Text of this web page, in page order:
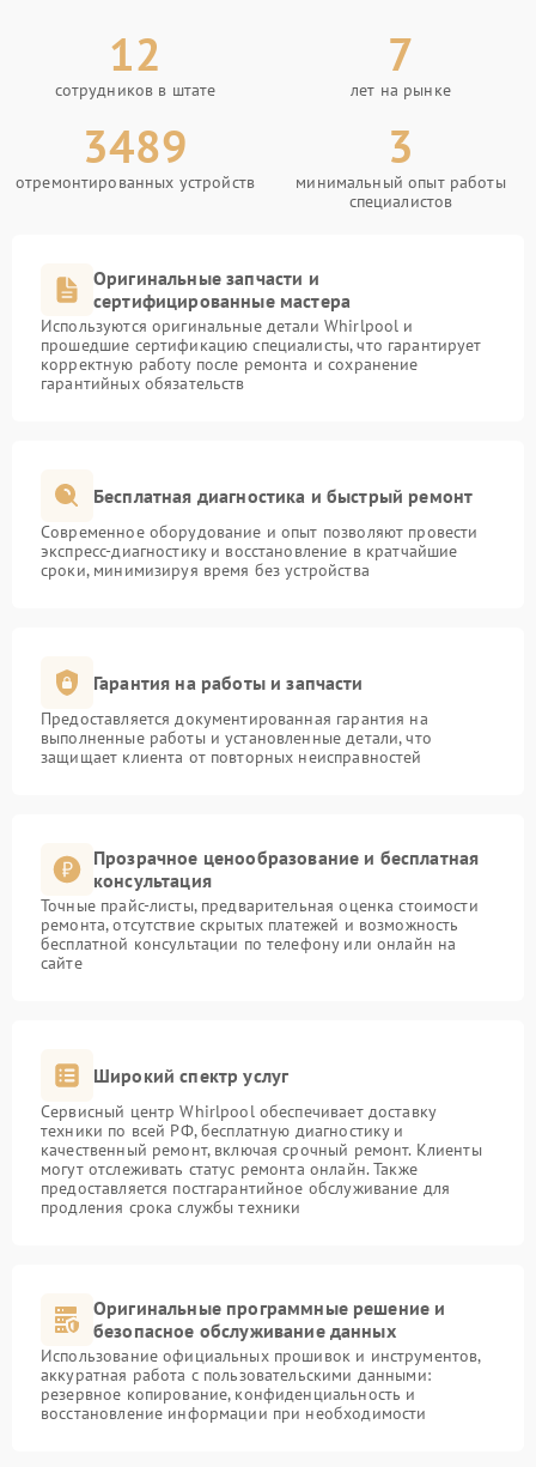
12
сотрудников в штате
7
лет на рынке
3489
отремонтированных устройств
3
минимальный опыт работы
специалистов
Оригинальные запчасти и
сертифицированные мастера
Используются оригинальные детали Whirlpool и
прошедшие сертификацию специалисты, что гарантирует
корректную работу после ремонта и сохранение
гарантийных обязательств
Бесплатная диагностика и быстрый ремонт
Современное оборудование и опыт позволяют провести
экспресс-диагностику и восстановление в кратчайшие
сроки, минимизируя время без устройства
Гарантия на работы и запчасти
Предоставляется документированная гарантия на
выполненные работы и установленные детали, что
защищает клиента от повторных неисправностей
Прозрачное ценообразование и бесплатная
консультация
Точные прайс-листы, предварительная оценка стоимости
ремонта, отсутствие скрытых платежей и возможность
бесплатной консультации по телефону или онлайн на
сайте
Широкий спектр услуг
Сервисный центр Whirlpool обеспечивает доставку
техники по всей РФ, бесплатную диагностику и
качественный ремонт, включая срочный ремонт. Клиенты
могут отслеживать статус ремонта онлайн. Также
предоставляется постгарантийное обслуживание для
продления срока службы техники
Оригинальные программные решение и
безопасное обслуживание данных
Использование официальных прошивок и инструментов,
аккуратная работа с пользовательскими данными:
резервное копирование, конфиденциальность и
восстановление информации при необходимости